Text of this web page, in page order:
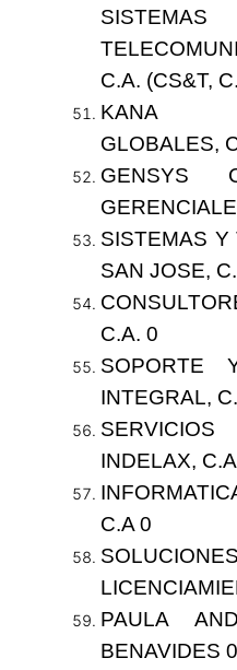
C.A. (CS&T,
KANA
GLOBALES,
GENSYS
SISTEMAS Y
SAN JOSE,
C.A. 0
SOPORTE
INTEGRAL,
INDELAX,
C.A 0
PAULA
BENAVIDES 0